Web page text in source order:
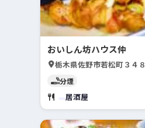
おいしん坊ハウス仲
栃木県佐野市若松町３４８
分煙
居酒屋